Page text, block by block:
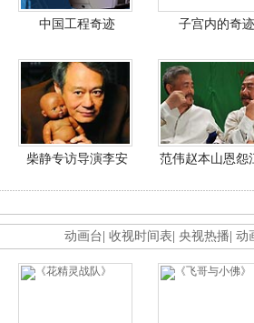
中国工程奇迹 子宫内的奇迹
柴静专访导演李安 范伟赵本山恩怨
动画台 收视时间表 央视热播 动